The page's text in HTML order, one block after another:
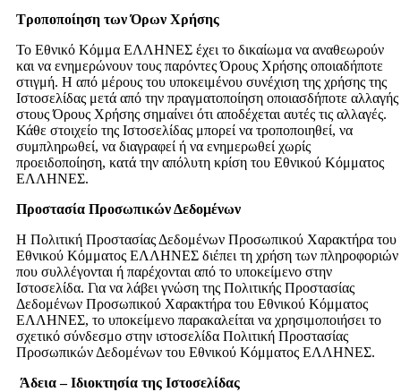
Τροποποίηση των Όρων Χρήσης
Το Εθνικό Κόμμα ΕΛΛΗΝΕΣ έχει το δικαίωμα να αναθεωρούν
και να ενημερώνουν τους παρόντες Όρους Χρήσης οποιαδήποτε
στιγμή. Η από μέρους του υποκειμένου συνέχιση της χρήσης της
Ιστοσελίδας μετά από την πραγματοποίηση οποιασδήποτε αλλαγής
στους Όρους Χρήσης σημαίνει ότι αποδέχεται αυτές τις αλλαγές.
Κάθε στοιχείο της Ιστοσελίδας μπορεί να τροποποιηθεί, να
συμπληρωθεί, να διαγραφεί ή να ενημερωθεί χωρίς
προειδοποίηση, κατά την απόλυτη κρίση του Εθνικού Κόμματος
ΕΛΛΗΝΕΣ.
Προστασία Προσωπικών Δεδομένων
Η Πολιτική Προστασίας Δεδομένων Προσωπικού Χαρακτήρα του
Εθνικού Κόμματος ΕΛΛΗΝΕΣ διέπει τη χρήση των πληροφοριών
που συλλέγονται ή παρέχονται από το υποκείμενο στην
Ιστοσελίδα. Για να λάβει γνώση της Πολιτικής Προστασίας
Δεδομένων Προσωπικού Χαρακτήρα του Εθνικού Κόμματος
ΕΛΛΗΝΕΣ, το υποκείμενο παρακαλείται να χρησιμοποιήσει το
σχετικό σύνδεσμο στην ιστοσελίδα Πολιτική Προστασίας
Προσωπικών Δεδομένων του Εθνικού Κόμματος ΕΛΛΗΝΕΣ.
Άδεια – Ιδιοκτησία της Ιστοσελίδας